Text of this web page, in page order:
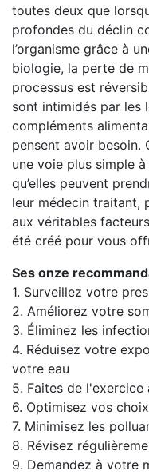
toutes deux que
profondes du déclin
l’organisme grâce à
biologie, la perte de
processus est
sont intimidés par les
compléments
pensent avoir besoin.
une voie plus simple
qu’elles peuvent
leur médecin traitant,
aux véritables
été créé pour vous
Ses onze
1. Surveillez votre
2. Améliorez votre
3. Éliminez les
4. Réduisez votre
votre eau
5. Faites de l'exercice
6. Optimisez vos
7. Minimisez les
8. Révisez
9. Demandez à votre